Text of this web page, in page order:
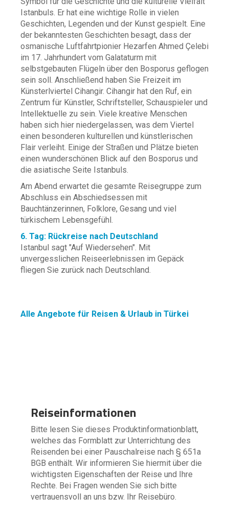
Istanbuls. Er hat eine wichtige Rolle in vielen
Geschichten, Legenden und der Kunst gespielt. Eine
der bekanntesten Geschichten besagt, dass der
osmanische Luftfahrtpionier Hezarfen Ahmed Çelebi
im 17. Jahrhundert vom Galataturm mit
selbstgebauten Flügeln über den Bosporus geflogen
sein soll. Anschließend haben Sie Freizeit im
Künsterlviertel Cihangir. Cihangir hat den Ruf, ein
Zentrum für Künstler, Schriftsteller, Schauspieler und
Intellektuelle zu sein. Viele kreative Menschen
haben sich hier niedergelassen, was dem Viertel
einen besonderen kulturellen und künstlerischen
Flair verleiht. Einige der Straßen und Plätze bieten
einen wunderschönen Blick auf den Bosporus und
die asiatische Seite Istanbuls.
Am Abend erwartet die gesamte Reisegruppe zum
Abschluss ein Abschiedsessen mit
Bauchtänzerinnen, Folklore, Gesang und viel
türkischem Lebensgefühl.
6. Tag: Rückreise nach Deutschland
Istanbul sagt "Auf Wiedersehen". Mit
unvergesslichen Reiseerlebnissen im Gepäck
fliegen Sie zurück nach Deutschland.
Alle Angebote für Reisen & Urlaub in Türkei
Reiseinformationen
Bitte lesen Sie dieses Produktinformationblatt,
welches das Formblatt zur Unterrichtung des
Reisenden bei einer Pauschalreise nach § 651a
BGB enthält. Wir informieren Sie hiermit über die
wichtigsten Eigenschaften der Reise und Ihre
Rechte. Bei Fragen wenden Sie sich bitte
vertrauensvoll an uns bzw. Ihr Reisebüro.